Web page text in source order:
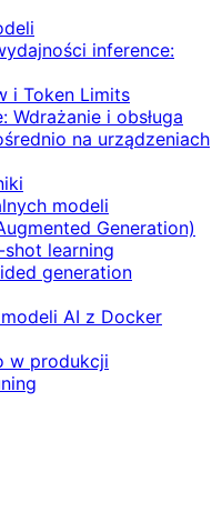
inference:
i Token Limits
Wdrażanie i obsługa
na urządzeniach
modeli
Generation)
learning
generation
AI z Docker
w produkcji